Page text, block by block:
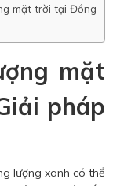
mặt trời tại Đồng
mặt
pháp
lượng xanh có thể